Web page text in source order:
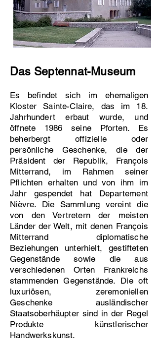
Das Septennat-Museum
Es befindet sich im ehemaligen
Kloster Sainte-Claire, das im 18.
Jahrhundert erbaut wurde, und
öffnete 1986 seine Pforten. Es
beherbergt offizielle oder
persönliche Geschenke, die der
Präsident der Republik, François
Mitterrand, im Rahmen seiner
Pflichten erhalten und von ihm im
Jahr gespendet hat Departement
Nièvre. Die Sammlung vereint die
von den Vertretern der meisten
Länder der Welt, mit denen François
Mitterrand diplomatische
Beziehungen unterhielt, gestifteten
Gegenstände sowie die aus
verschiedenen Orten Frankreichs
stammenden Gegenstände. Die oft
luxuriösen, zeremoniellen
Geschenke ausländischer
Staatsoberhäupter sind in der Regel
Produkte künstlerischer
Handwerkskunst.